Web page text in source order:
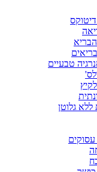
טבעיים
גלוטן
עסוקים